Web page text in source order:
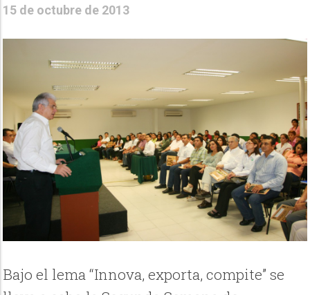
15 de octubre de 2013
Bajo el lema “Innova, exporta, compite” se